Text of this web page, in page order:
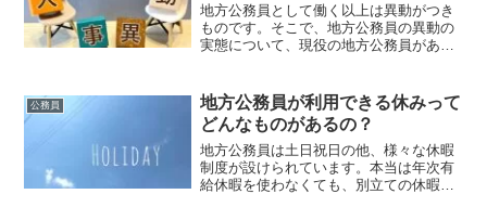
地方公務員として働く以上は異動がつき
ものです。そこで、地方公務員の異動の
実態について、現役の地方公務員があら
何年ごとに異動するのか？・異動の内示
はいつごろでるのか？・希...
公務員
地方公務員が利用できる休みって
どんなものがあるの？
地方公務員は土日祝日の他、様々な休暇
制度が設けられています。本当は年次有
給休暇を使わなくても、別立ての休暇で